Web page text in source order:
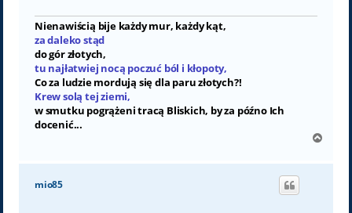
Nienawiścią bije każdy mur, każdy kąt,
za daleko stąd
do gór złotych,
tu najłatwiej nocą poczuć ból i kłopoty,
Co za ludzie mordują się dla paru złotych?!
Krew solą tej ziemi,
w smutku pogrążeni tracą Bliskich, by za późno Ich
docenić...
g
mio85